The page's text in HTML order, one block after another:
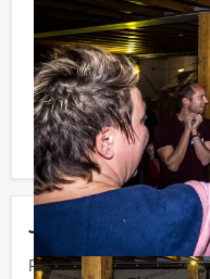
Jouw uitje
Prijs :
Komt u niet aan het
bereid bent voor het
ook gewoon voor
kunt u natuurlijk ook
diner of een